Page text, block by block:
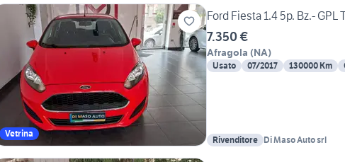
Vetrina
Ford Fiesta 1.4 5p. Bz.- GPL
7.350 €
Afragola (NA)
Usato 07/2017 130000 Km
Rivenditore Di Maso Auto srl